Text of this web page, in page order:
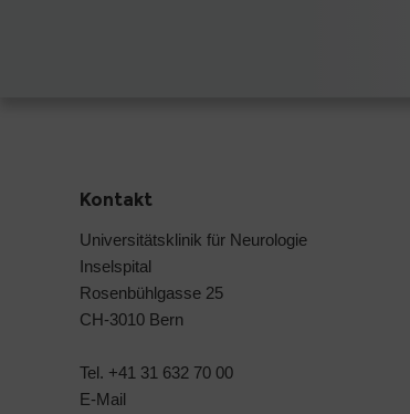
Kontakt
Universitätsklinik für Neurologie
Inselspital
Rosenbühlgasse 25
CH-3010 Bern
Tel. +41 31 632 70 00
E-Mail